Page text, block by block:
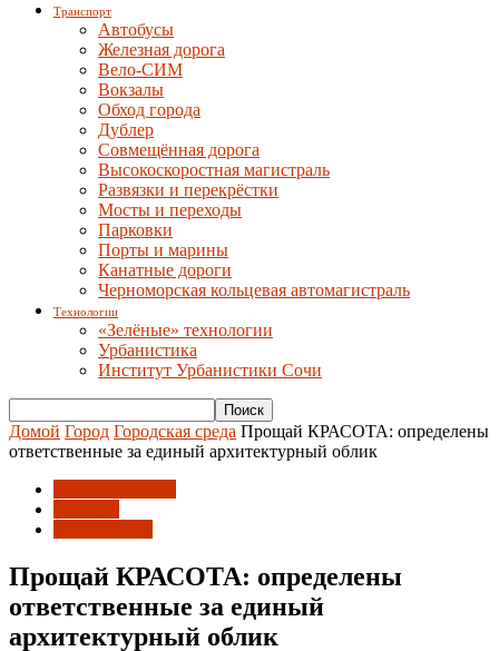
Транспорт
Автобусы
Железная дорога
Вело-СИМ
Вокзалы
Обход города
Дублер
Совмещённая дорога
Высокоскоростная магистраль
Развязки и перекрёстки
Мосты и переходы
Парковки
Порты и марины
Канатные дороги
Черноморская кольцевая автомагистраль
Технологии
«Зелёные» технологии
Урбанистика
Институт Урбанистики Сочи
Домой Город Городская среда Прощай КРАСОТА: определены
ответственные за единый архитектурный облик
Прощай КРАСОТА: определены
ответственные за единый
архитектурный облик